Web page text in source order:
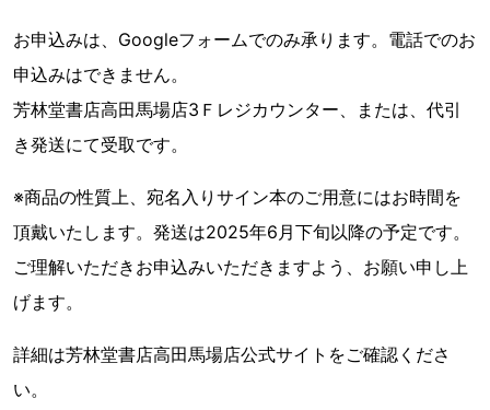
お申込みは、Googleフォームでのみ承ります。電話でのお
申込みはできません。
芳林堂書店高田馬場店3Ｆレジカウンター、または、代引
き発送にて受取です。
※商品の性質上、宛名入りサイン本のご用意にはお時間を
頂戴いたします。発送は2025年6月下旬以降の予定です。
ご理解いただきお申込みいただきますよう、お願い申し上
げます。
詳細は芳林堂書店高田馬場店公式サイトをご確認くださ
い。